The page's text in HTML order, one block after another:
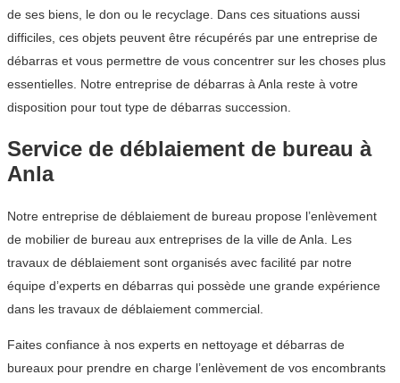
de ses biens, le don ou le recyclage. Dans ces situations aussi
difficiles, ces objets peuvent être récupérés par une entreprise de
débarras et vous permettre de vous concentrer sur les choses plus
essentielles. Notre entreprise de débarras à Anla reste à votre
disposition pour tout type de débarras succession.
Service de déblaiement de bureau à
Anla
Notre entreprise de déblaiement de bureau propose l’enlèvement
de mobilier de bureau aux entreprises de la ville de Anla. Les
travaux de déblaiement sont organisés avec facilité par notre
équipe d’experts en débarras qui possède une grande expérience
dans les travaux de déblaiement commercial.
Faites confiance à nos experts en nettoyage et débarras de
bureaux pour prendre en charge l’enlèvement de vos encombrants